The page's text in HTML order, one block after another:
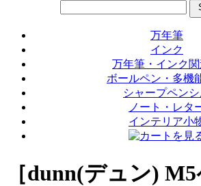
万年筆
インク
万年筆・インク
ボールペン・多機
シャープペン
ノート・レタ
インテリア小
［dunn(デュン)